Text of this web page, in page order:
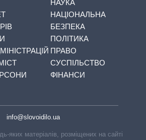
НАУКА
НАЦІОНАЛЬНА
БЕЗПЕКА
ПОЛІТИКА
ПРАВО
СУСПІЛЬСТВО
ФІНАНСИ
info@slovoidilo.ua
яких матеріалів, розміщених на сайті,